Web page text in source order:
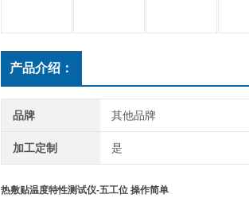
产品介绍：
品牌 其他品牌
加工定制 是
热敷贴温度特性测试仪-五工位 操作简单